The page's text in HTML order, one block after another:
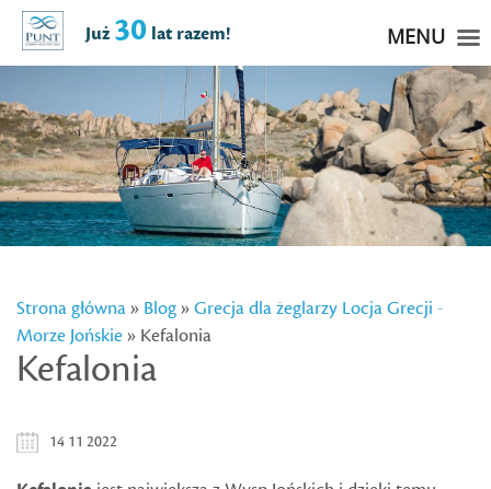
Strona główna» Blog»Grecja dla żeglarzy Locja Grecji -
Morze Jońskie» Kefalonia
Kefalonia
14 11 2022
Już30 lat razem! MENU